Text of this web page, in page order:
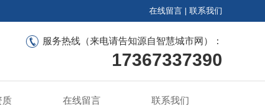
在线留言 | 联系我们
服务热线（来电请告知源自智慧城市网）：
17367337390
质 在线留言 联系我们